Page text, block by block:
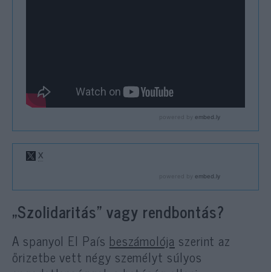
„Szolidaritás” vagy rendbontás?
A spanyol El País beszámolója szerint az
őrizetbe vett négy személyt súlyos